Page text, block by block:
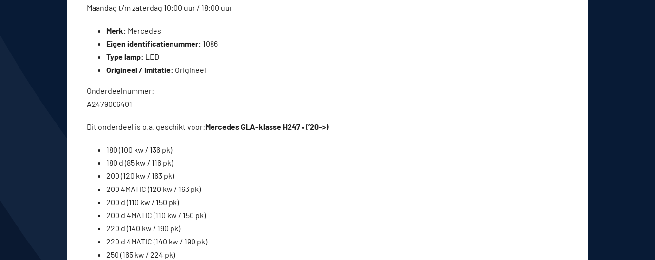
Maandag t/m zaterdag 10:00 uur / 18:00 uur
Merk: Mercedes
Eigen identificatienummer: 1086
Type lamp: LED
Origineel / Imitatie: Origineel
Onderdeelnummer:
A2479066401
Dit onderdeel is o.a. geschikt voor:Mercedes GLA-klasse H247 • (’20->)
180 (100 kw / 136 pk)
180 d (85 kw / 116 pk)
200 (120 kw / 163 pk)
200 4MATIC (120 kw / 163 pk)
200 d (110 kw / 150 pk)
200 d 4MATIC (110 kw / 150 pk)
220 d (140 kw / 190 pk)
220 d 4MATIC (140 kw / 190 pk)
250 (165 kw / 224 pk)